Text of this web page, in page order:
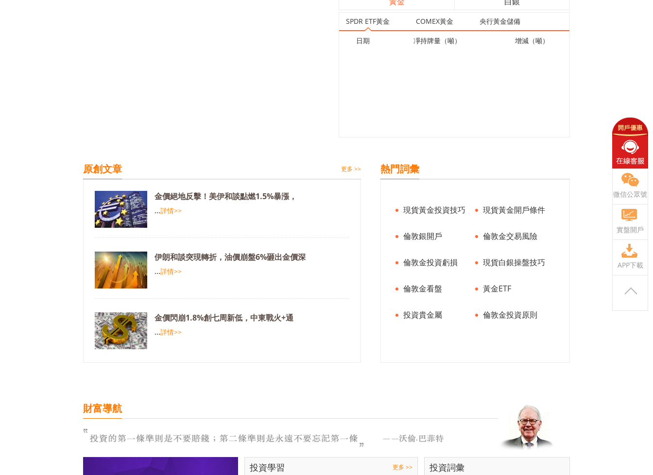
微信公眾號
實盤開戶
APP下載
SPDR ETF黃金 COMEX黃金 央行黃金儲備
日期 凈持牌量（噸） 增減（噸）
原創文章 更多 >>
金價絕地反擊！美伊和談點燃1.5%暴漲，
...詳情>>
伊朗和談突現轉折，油價崩盤6%砸出金價深
...詳情>>
金價閃崩1.8%創七周新低，中東戰火+通
...詳情>>
熱門詞彙
現貨黃金投資技巧 現貨黃金開戶條件
倫敦銀開戶 倫敦金交易風險
倫敦金投資虧損 現貨白銀操盤技巧
倫敦金看盤 黃金ETF
投資貴金屬 倫敦金投資原則
財富導航
投資學習 更多 >> 投資詞彙